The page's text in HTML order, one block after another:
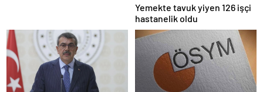
Yemekte tavuk yiyen 126 işçi
hastanelik oldu